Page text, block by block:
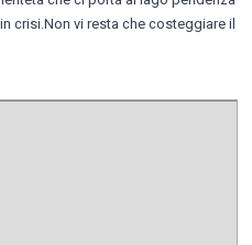
crisi.Non vi resta che costeggiare il